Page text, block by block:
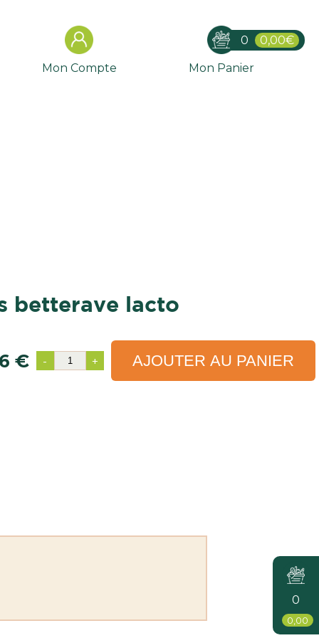
Mon Compte Mon Panier
0 0,00€
0
0,00
betterave lacto
€ - + AJOUTER AU PANIER